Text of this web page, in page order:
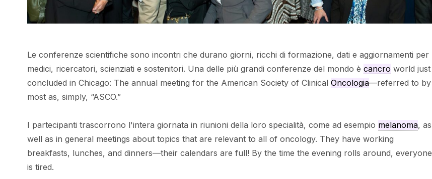
Le conferenze scientifiche sono incontri che durano giorni, ricchi di formazione, dati e aggiornamenti per
medici, ricercatori, scienziati e sostenitori. Una delle più grandi conferenze del mondo è cancro world just
concluded in Chicago: The annual meeting for the American Society of Clinical Oncologia—referred to by
most as, simply, “ASCO.”
I partecipanti trascorrono l'intera giornata in riunioni della loro specialità, come ad esempio melanoma, as
well as in general meetings about topics that are relevant to all of oncology. They have working
breakfasts, lunches, and dinners—their calendars are full! By the time the evening rolls around, everyone
is tired.